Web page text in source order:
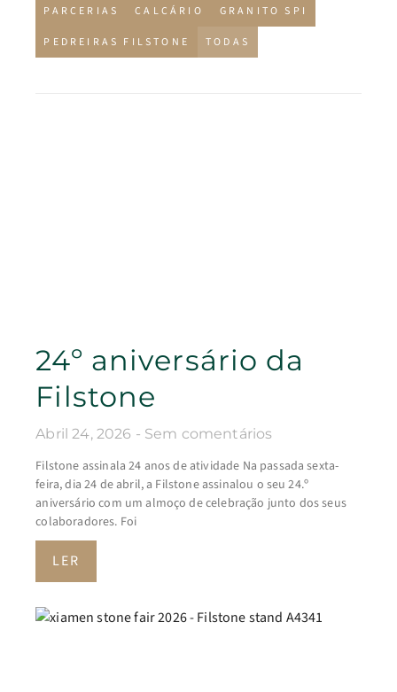
PARCERIAS CALCÁRIO GRANITO SPI
PEDREIRAS FILSTONE TODAS
24º aniversário da
Filstone
Abril 24, 2026 Sem comentários
Filstone assinala 24 anos de atividade Na passada sexta-
feira, dia 24 de abril, a Filstone assinalou o seu 24.º
aniversário com um almoço de celebração junto dos seus
colaboradores. Foi
LER